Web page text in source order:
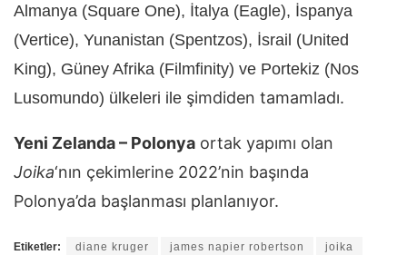
Almanya (Square One), İtalya (Eagle), İspanya
(Vertice), Yunanistan (Spentzos), İsrail (United
King), Güney Afrika (Filmfinity) ve Portekiz (Nos
Lusomundo) ülkeleri ile şimdiden tamamladı.
Yeni Zelanda – Polonya ortak yapımı olan
Joika‘nın çekimlerine 2022’nin başında
Polonya’da başlanması planlanıyor.
Etiketler: diane kruger james napier robertson joika